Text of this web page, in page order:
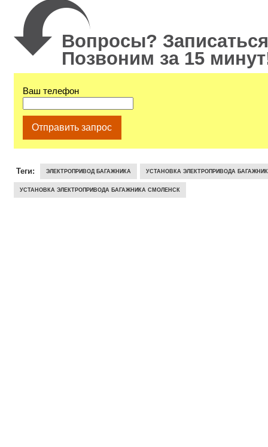
Вопросы?
Позвоним за 15
Ваш телефон
Отправить запрос
Теги: ЭЛЕКТРОПРИВОД БАГАЖНИКА УСТАНОВКА ЭЛЕКТРОПРИВОДА
УСТАНОВКА ЭЛЕКТРОПРИВОДА БАГАЖНИКА СМОЛЕНСК